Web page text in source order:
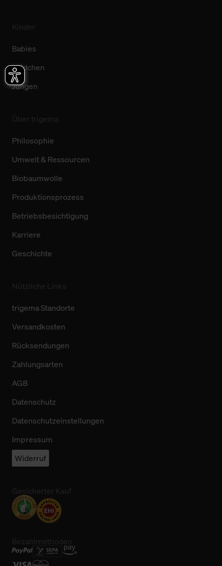
Babies
Mädchen
Jungen
Philosophie
Umwelt & Ressourcen
Biobaumwolle
Produktionsprozess
Betriebsbesichtigung
Karriere
Geschichte
trigema Standorte
Versandkosten
Rücksendungen
Zahlungsarten
AGB
Datenschutz
Datenschutzeinstellungen
Impressum
Widerruf